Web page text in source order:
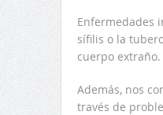
Enfermedades
sífilis o la
cuerpo extraño.
Además, nos
través de